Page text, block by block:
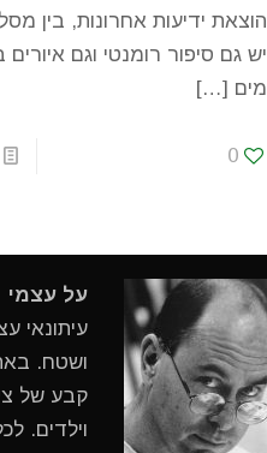
הוצאת ידיעות אחרונות, בין
יש גם סיפור רומנטי וגם איורים
מים […]
0
על עצמי
עיתונאי
ושטח.
קבע של
וילדים.